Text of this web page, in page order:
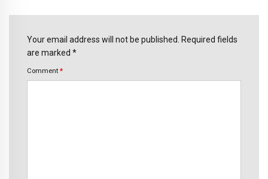
Your email address will not be published. Required fields
are marked *
Comment *